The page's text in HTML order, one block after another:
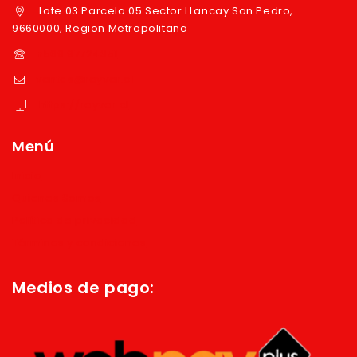
Lote 03 Parcela 05 Sector LLancay San Pedro,
9660000, Region Metropolitana
Menú
Medios de pago: